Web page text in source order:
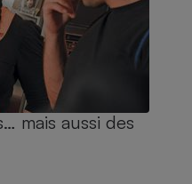
mais aussi des